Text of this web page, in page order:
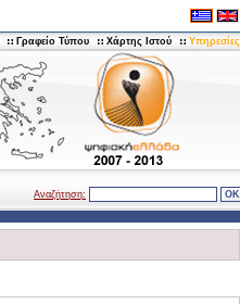
Γραφείο Τύπου Χάρτης Ιστού Υπηρεσίες
Αναζήτηση: